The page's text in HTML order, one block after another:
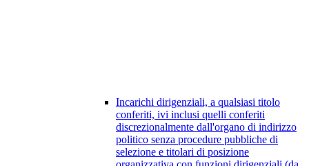
Incarichi dirigenziali, a qualsiasi titolo
conferiti, ivi inclusi quelli conferiti
discrezionalmente dall'organo di indirizzo
politico senza procedure pubbliche di
selezione e titolari di posizione